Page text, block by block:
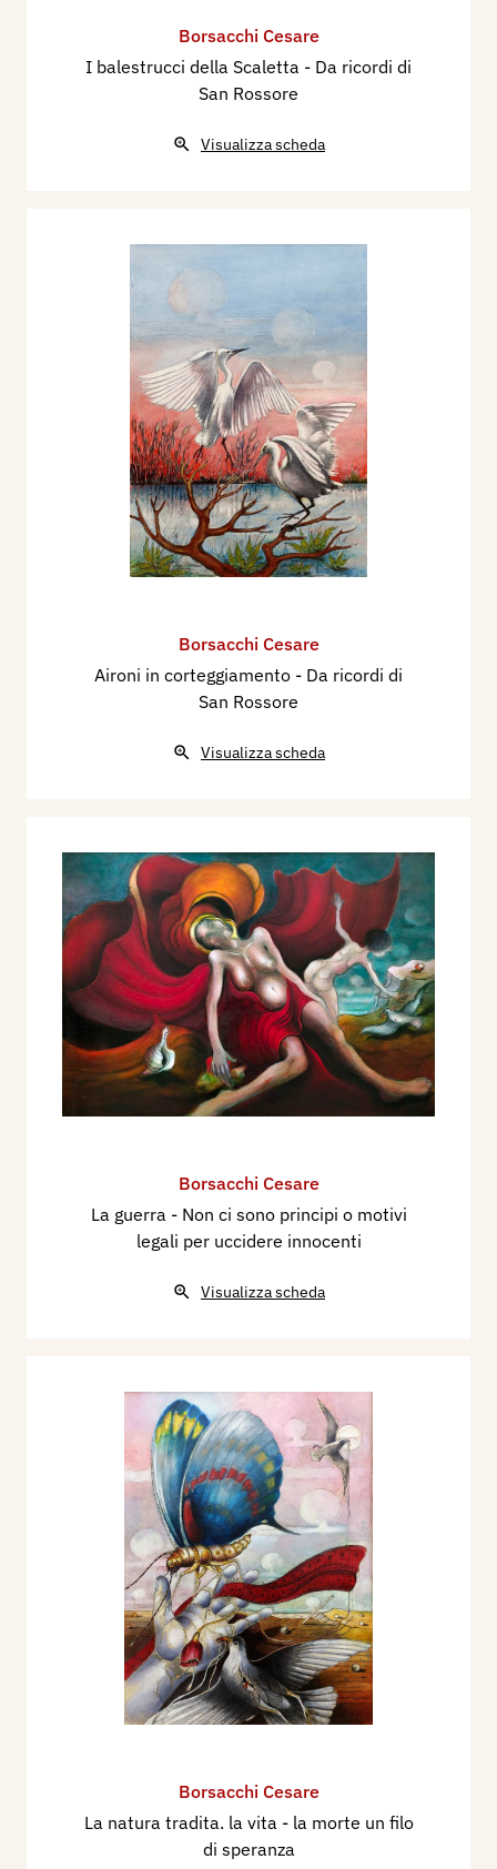
Borsacchi Cesare
I balestrucci della Scaletta - Da ricordi di
San Rossore
Visualizza scheda
Borsacchi Cesare
Aironi in corteggiamento - Da ricordi di
San Rossore
Visualizza scheda
Borsacchi Cesare
La guerra - Non ci sono principi o motivi
legali per uccidere innocenti
Visualizza scheda
Borsacchi Cesare
La natura tradita. la vita - la morte un filo
di speranza